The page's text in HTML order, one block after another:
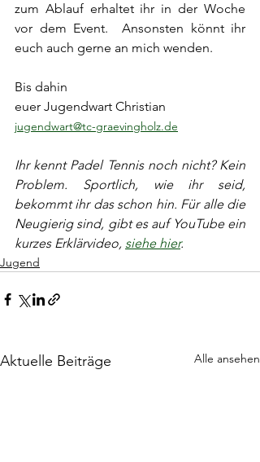
zum Ablauf erhaltet ihr in der Woche
vor dem Event.  Ansonsten könnt ihr
euch auch gerne an mich wenden.
Bis dahin
euer Jugendwart Christian
jugendwart@tc-graevingholz.de
Ihr kennt Padel Tennis noch nicht? Kein
Problem. Sportlich, wie ihr seid,
bekommt ihr das schon hin. Für alle die
Neugierig sind, gibt es auf YouTube ein
kurzes Erklärvideo, siehe hier.
Jugend
Aktuelle Beiträge Alle ansehen